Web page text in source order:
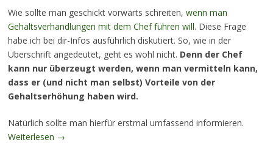
Wie sollte man geschickt vorwärts schreiten, wenn man
Gehaltsverhandlungen mit dem Chef führen will. Diese Frage
habe ich bei dir-Infos ausführlich diskutiert. So, wie in der
Überschrift angedeutet, geht es wohl nicht. Denn der Chef
kann nur überzeugt werden, wenn man vermitteln kann,
dass er (und nicht man selbst) Vorteile von der
Gehaltserhöhung haben wird.
Natürlich sollte man hierfür erstmal umfassend informieren.
Weiterlesen →